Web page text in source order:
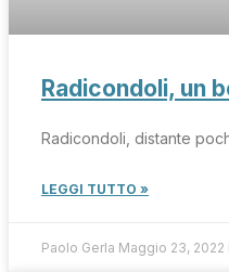
Radicondoli, un
Radicondoli, distante
LEGGI TUTTO »
Paolo Gerla Maggio 23, 2022